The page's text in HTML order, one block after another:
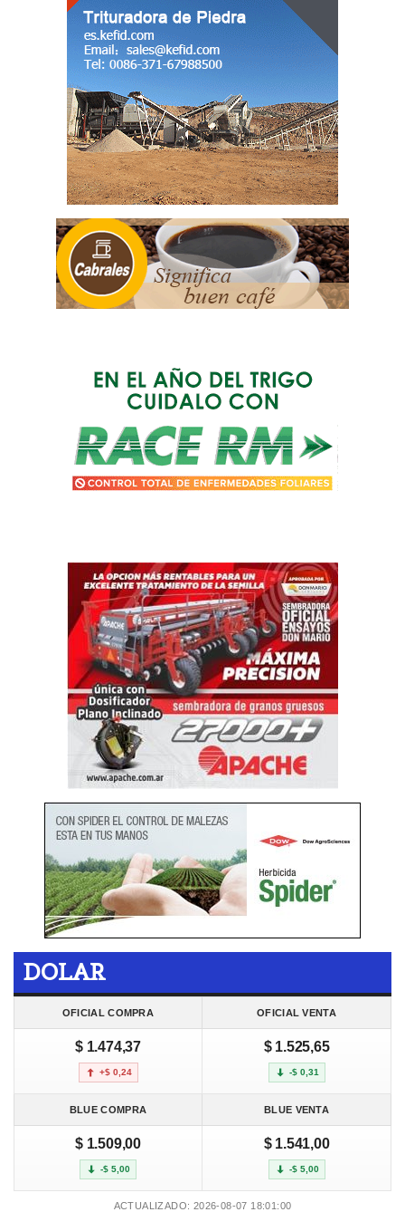
DOLAR
OFICIAL COMPRA OFICIAL VENTA
$ 1.474,37
+$ 0,24
$ 1.525,65
-$ 0,31
BLUE COMPRA BLUE VENTA
$ 1.509,00
-$ 5,00
$ 1.541,00
-$ 5,00
ACTUALIZADO: 2026-08-07 18:01:00